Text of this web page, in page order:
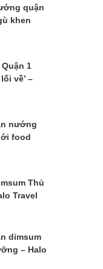
quận
khen
1
về’ –
nướng
food
Thủ
Travel
dimsum
– Halo